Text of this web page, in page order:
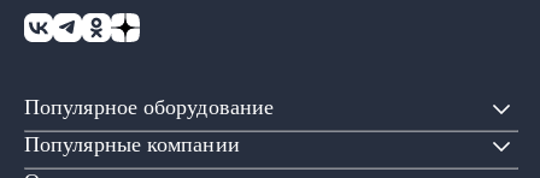
Популярное оборудование
Популярные компании